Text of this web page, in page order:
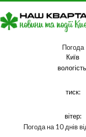
Погода
Київ
тиск:
вітер:
Погода на 10 днів